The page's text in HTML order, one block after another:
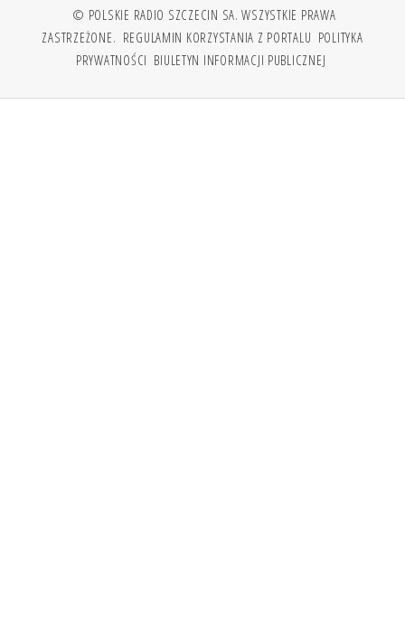
© POLSKIE RADIO SZCZECIN SA. WSZYSTKIE PRAWA
ZASTRZEŻONE. REGULAMIN KORZYSTANIA Z PORTALU POLITYKA
PRYWATNOŚCI BIULETYN INFORMACJI PUBLICZNEJ